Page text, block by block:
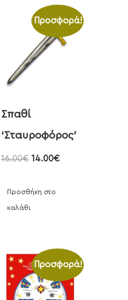
Προσφορά!
Σπαθί
‘Σταυροφόρος’
16.00€ 14.00€
Προσθήκη στο
καλάθι
Προσφορά!